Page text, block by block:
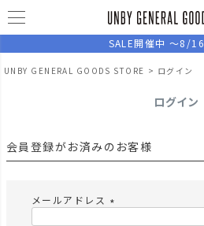
SALE開催中 ～8/
UNBY GENERAL GOODS STORE ログイン
ログイン
会員登録がお済みのお客様
メールアドレス